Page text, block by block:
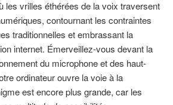
les vrilles éthérées de la voix traversent
contournant les contraintes
traditionnelles et embrassant la
internet. Émerveillez-vous devant la
du microphone et des haut-
ordinateur ouvre la voie à la
est encore plus grande, car les